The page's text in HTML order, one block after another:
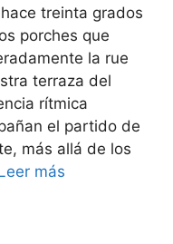
treinta grados
porches que
la rue
terraza del
rítmica
el partido de
más allá de los
más